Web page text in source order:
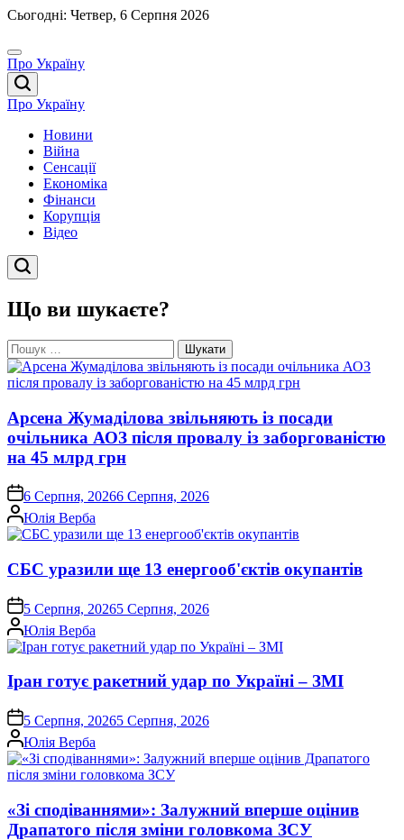
Перейти
вмісту
Сьогодні: Четвер, 6 Серпня 2026
Про Україну
Про Україну
Новини
Війна
Сенсації
Економіка
Фінанси
Корупція
Відео
Що ви шукаєте?
Пошук:
Арсена Жумаділова звільняють із посади
очільника АОЗ після провалу із заборгованістю
на 45 млрд грн
on6 Серпня, 20266 Серпня, 2026
Опубліковано
Юлія Верба
СБС уразили ще 13 енергооб'єктів окупантів
on 5 Серпня, 20265 Серпня, 2026
Опубліковано
Юлія Верба
Іран готує ракетний удар по Україні – ЗМІ
on 5 Серпня, 20265 Серпня, 2026
Опубліковано
Юлія Верба
«Зі сподіваннями»: Залужний вперше оцінив
Драпатого після зміни головкома ЗСУ